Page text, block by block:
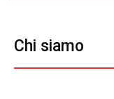
Chi siamo